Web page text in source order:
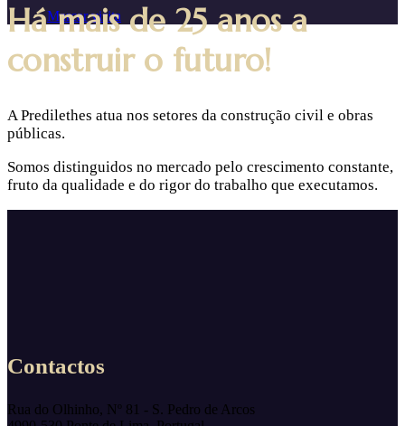
Marcar visita
Há mais de 25 anos a
construir o futuro!
A Predilethes atua nos setores da construção civil e obras
públicas.
Somos distinguidos no mercado pelo crescimento constante,
fruto da qualidade e do rigor do trabalho que executamos.
Contactos
Rua do Olhinho, Nº 81 - S. Pedro de Arcos